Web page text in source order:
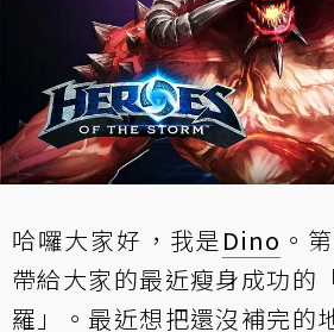
哈囉大家好，我是Dino 。
帶給大家的最近瘦身成功的
羅」。最近想把還沒補完的